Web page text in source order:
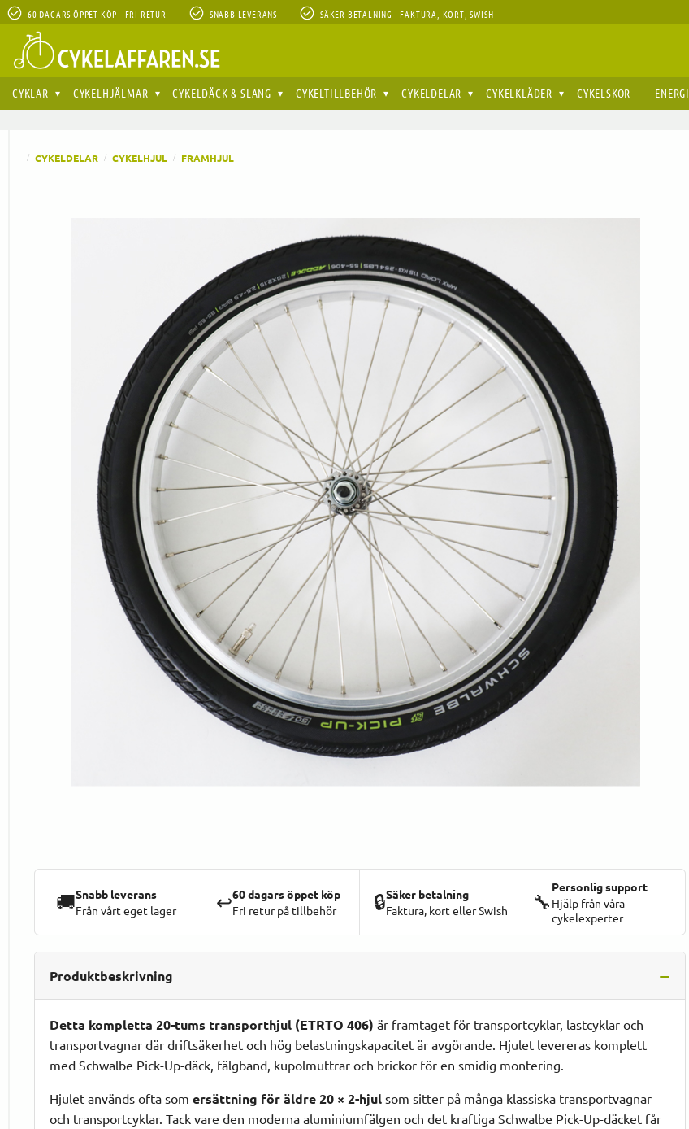
60 DAGARS ÖPPET KÖP - FRI RETUR SNABB LEVERANS SÄKER BETALNING - FAKTURA, KORT, SWISH
CYKLAR CYKELHJÄLMAR CYKELDÄCK & SLANG CYKELTILLBEHÖR CYKELDELAR CYKELKLÄDER CYKELSKOR ENERGI
CYKELDELAR CYKELHJUL FRAMHJUL
🚚Snabb leverans
Från vårt eget lager
↩️60 dagars öppet köp
Fri retur på tillbehör
🔒Säker betalning
Faktura, kort eller Swish
🔧
Personlig support
Hjälp från våra
cykelexperter
Produktbeskrivning
Detta kompletta 20-tums transporthjul (ETRTO 406) är framtaget för transportcyklar, lastcyklar och
transportvagnar där driftsäkerhet och hög belastningskapacitet är avgörande. Hjulet levereras komplett
med Schwalbe Pick-Up-däck, fälgband, kupolmuttrar och brickor för en smidig montering.
Hjulet används ofta som ersättning för äldre 20 × 2-hjul som sitter på många klassiska transportvagnar
och transportcyklar. Tack vare den moderna aluminiumfälgen och det kraftiga Schwalbe Pick-Up-däcket får